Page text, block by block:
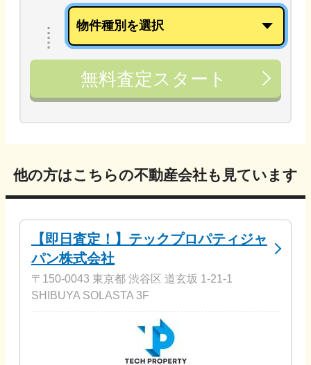
無料査定スタート
他の方はこちらの不動産会社も見ています
【即日査定！】テックプロパティジャ
パン株式会社
〒150-0043 東京都 渋谷区 道玄坂 1-21-1
SHIBUYA SOLASTA 3F